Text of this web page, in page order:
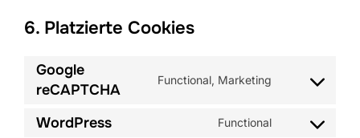
6. Platzierte Cookies
Google
reCAPTCHA
Functional, Marketing
Consent
service
WordPress Functional
Consent